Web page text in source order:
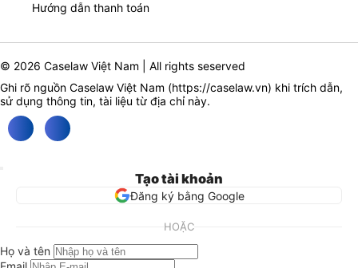
Hướng dẫn thanh toán
© 2026 Caselaw Việt Nam | All rights seserved
Ghi rõ nguồn Caselaw Việt Nam (https://caselaw.vn) khi trích dẫn,
sử dụng thông tin, tài liệu từ địa chỉ này.
Tạo tài khoản
Đăng ký bằng Google
HOẶC
Họ và tên